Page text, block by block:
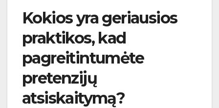
Kokios yra geriausios
praktikos, kad
pagreitintumėte
pretenzijų
atsiskaitymą?